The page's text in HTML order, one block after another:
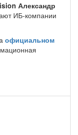
Александр
ИБ-компании
официальном